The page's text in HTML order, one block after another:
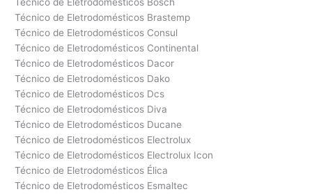
Técnico de Eletrodomésticos Brastemp
Técnico de Eletrodomésticos Consul
Técnico de Eletrodomésticos Continental
Técnico de Eletrodomésticos Dacor
Técnico de Eletrodomésticos Dako
Técnico de Eletrodomésticos Dcs
Técnico de Eletrodomésticos Diva
Técnico de Eletrodomésticos Ducane
Técnico de Eletrodomésticos Electrolux
Técnico de Eletrodomésticos Electrolux Icon
Técnico de Eletrodomésticos Élica
Técnico de Eletrodomésticos Esmaltec